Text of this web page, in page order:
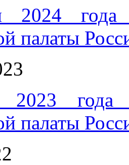
2024 года
палаты
года
палаты